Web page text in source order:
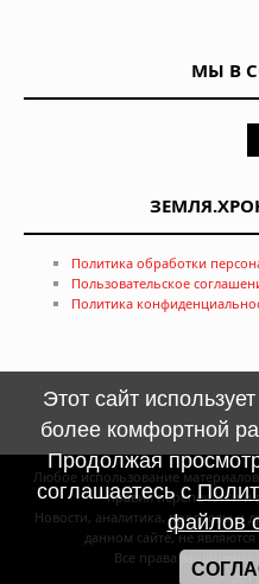
МЫ В
Политика обработки
Пользовательское
Политика
Любое использование
правил перепечатки
Новости, аналитика, прогнозы и
данном сайте, не
Все права защищены
Этот сайт
более комфортной
Продолжая
соглашаетесь с
файлов